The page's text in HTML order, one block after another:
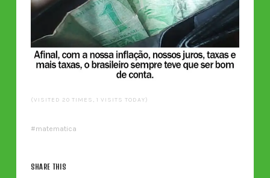
(VISITED 20 TIMES, 1 VISITS TODAY)
matematica
SHARE THIS